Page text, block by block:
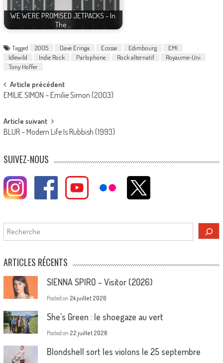
WE WERE PROMISED JETPACKS - In
The…
Tagged 2005 Dave Eringa Ecosse Edimbourg
EMI
Idlewild
Indie Rock Parlophone Rock alternatif
Royaume-Uni
Tony Hoffer
Post
navigation
Article précédent
EMILIE SIMON – Emilie Simon (2003)
Article suivant
BLUR – Modern Life Is Rubbish (1993)
SUIVEZ-NOUS
Rechercher
ARTICLES RÉCENTS
SIENNA SPIRO – Visitor (2026)
Posted on 24 juillet 2026
She’s Green : le shoegaze au vert
Posted on 22 juillet 2026
Blondshell sort les violons le 25 septembre